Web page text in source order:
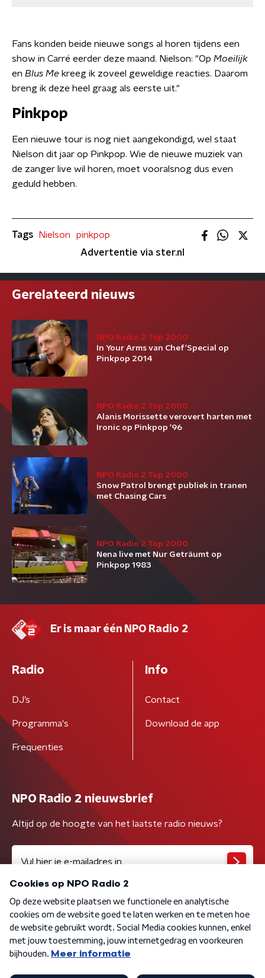
Fans konden beide nieuwe songs al horen tijdens een
show in Carré eerder deze maand. Nielson: "Op Moeilijk
en Blus Me kreeg ik zoveel geweldige reacties. Daarom
breng ik deze heel graag als eerste uit."
Pinkpop
Een nieuwe tour is nog niet aangekondigd, wel staat
Nielson dit jaar op Pinkpop. Wie de nieuwe muziek van
de zanger live wil horen, moet vooralsnog dus even
geduld hebben.
Tags Nielson
pinkpop
Advertentie via ster.nl
Gerelateerd nieuws
NPO Radio 2 Top 2000
In Your Arms van Chef'Special op
Pinkpop 2014
NPO Radio 2 Top 2000
Alanis Morissette verovert harten met
Ironic op Pinkpop '96
NPO Radio 2 Top 2000
Snow Patrol brengt publiek in tranen
met Chasing Cars
NPO Radio 2 Top 2000
Nena live met Nur Geträumt op
Pinkpop 1983
Er is maar één NPO Radio 2
Radio
DJ’s
Programma's
Frequenties
Info
Contact
Download de app
NPO Radio 2 nieuwsbrief
Altijd op de hoogte van het laatste radio nieuws?
Algemene voorwaarden